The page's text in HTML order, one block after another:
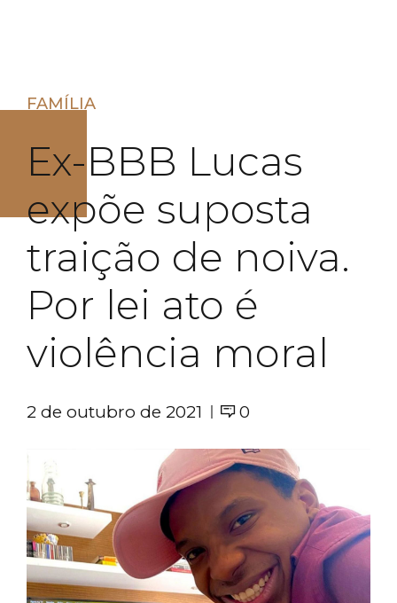
FAMÍLIA
Ex-BBB Lucas
expõe suposta
traição de noiva.
Por lei ato é
violência moral
2 de outubro de 2021 0